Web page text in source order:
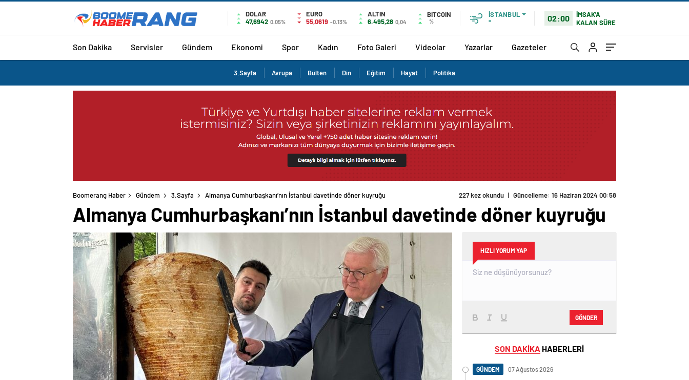
DOLAR
47,6942 0.05%
EURO
55,0619 -0.13%
ALTIN
6.495,28 0,04
BITCOIN
%
İSTANBUL
°
02:00
İMSAK'A
KALAN SÜRE
Son Dakika Servisler Gündem Ekonomi Spor Kadın Foto Galeri Videolar Yazarlar Gazeteler
3.Sayfa Avrupa Bülten Din Eğitim Hayat Politika
Boomerang Haber Gündem 3.Sayfa Almanya Cumhurbaşkanı’nın İstanbul davetinde döner kuyruğu 227 kez okundu | Güncelleme: 16 Haziran 2024 00:58
Almanya Cumhurbaşkanı’nın İstanbul davetinde döner kuyruğu
HIZLI YORUM YAP
GÖNDER
SON DAKİKA HABERLERİ
GÜNDEM 07 Ağustos 2026